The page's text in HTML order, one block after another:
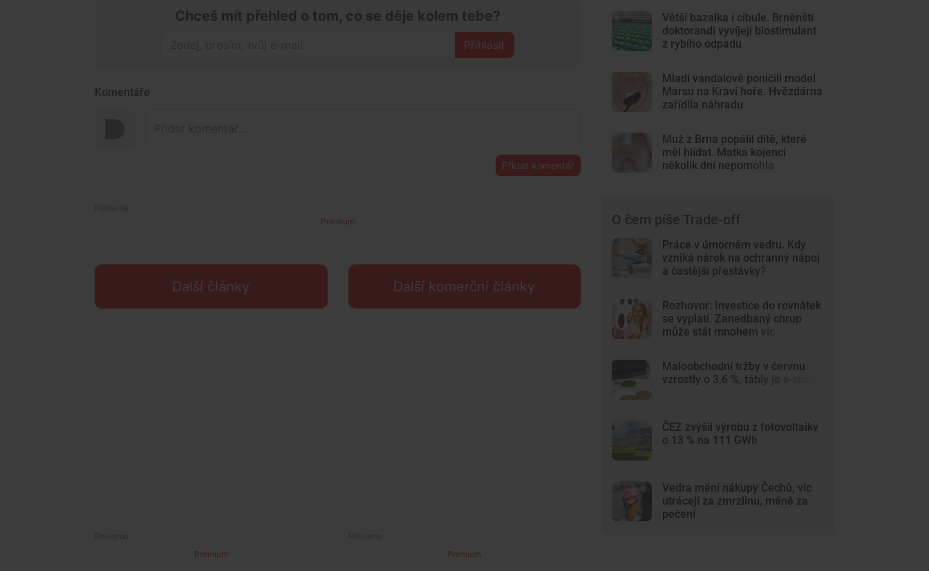
Chceš mít přehled o tom, co se děje kolem tebe?
Přihlásit
Komentáře
Přidat komentář
Premium
Další články Další komerční články
Větší bazalka i cibule. Brněnští
doktorandi vyvíjejí biostimulant
z rybího odpadu
Mladí vandalové poničili model
Marsu na Kraví hoře. Hvězdárna
zařídila náhradu
Muž z Brna popálil dítě, které
měl hlídat. Matka kojenci
několik dní nepomohla
O čem píše Trade-off
Práce v úmorném vedru. Kdy
vzniká nárok na ochranný nápoj
a častější přestávky?
Rozhovor: Investice do rovnátek
se vyplatí. Zanedbaný chrup
může stát mnohem víc
Maloobchodní tržby v červnu
vzrostly o 3,6 %, táhly je e-shopy
ČEZ zvýšil výrobu z fotovoltaiky
o 13 % na 111 GWh
Vedra mění nákupy Čechů, víc
utrácejí za zmrzlinu, méně za
pečení
Premium Premium